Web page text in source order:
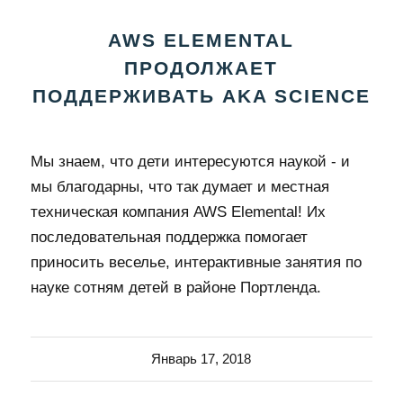
AWS ELEMENTAL
ПРОДОЛЖАЕТ
ПОДДЕРЖИВАТЬ AKA SCIENCE
Мы знаем, что дети интересуются наукой - и
мы благодарны, что так думает и местная
техническая компания AWS Elemental! Их
последовательная поддержка помогает
приносить веселье, интерактивные занятия по
науке сотням детей в районе Портленда.
Январь 17, 2018